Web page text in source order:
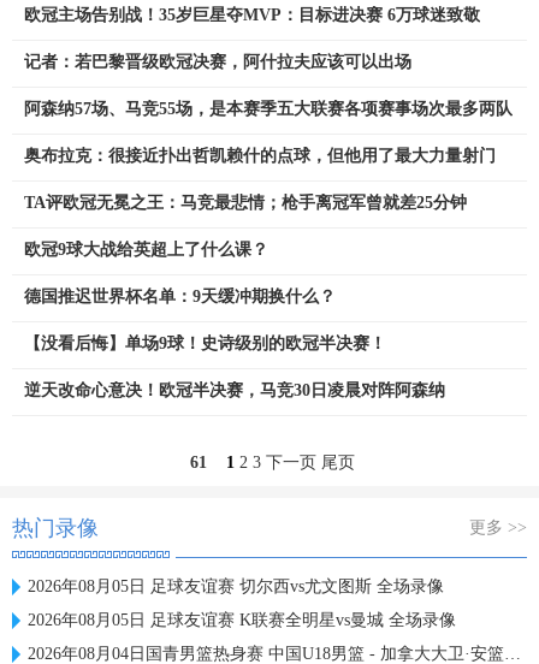
欧冠主场告别战！35岁巨星夺MVP：目标进决赛 6万球迷致敬
记者：若巴黎晋级欧冠决赛，阿什拉夫应该可以出场
阿森纳57场、马竞55场，是本赛季五大联赛各项赛事场次最多两队
奥布拉克：很接近扑出哲凯赖什的点球，但他用了最大力量射门
TA评欧冠无冕之王：马竞最悲情；枪手离冠军曾就差25分钟
欧冠9球大战给英超上了什么课？
德国推迟世界杯名单：9天缓冲期换什么？
【没看后悔】单场9球！史诗级别的欧冠半决赛！
逆天改命心意决！欧冠半决赛，马竞30日凌晨对阵阿森纳
61 1 2 3 下一页 尾页
热门录像 更多 >>
2026年08月05日 足球友谊赛 切尔西vs尤文图斯 全场录像
2026年08月05日 足球友谊赛 K联赛全明星vs曼城 全场录像
2026年08月04日国青男篮热身赛 中国U18男篮 - 加拿大大卫·安篮球学院 全场录像